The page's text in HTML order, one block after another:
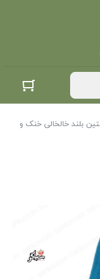
بلند خالخالی خنک و